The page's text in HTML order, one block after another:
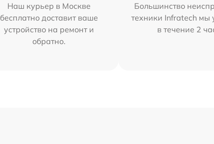
Наш курьер в Москве
бесплатно доставит ваше
устройство на ремонт и
обратно.
Большинство
техники Infratech мы
в течение 2